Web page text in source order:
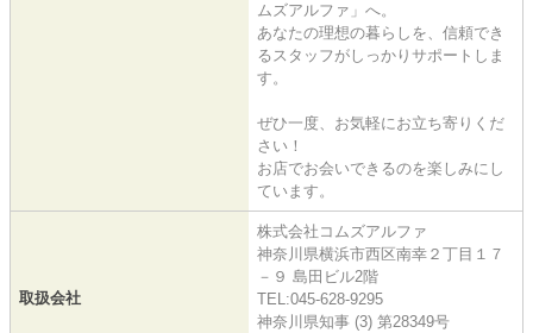
ムズアルファ」へ。
あなたの理想の暮らしを、信頼でき
るスタッフがしっかりサポートしま
す。
ぜひ一度、お気軽にお立ち寄りくだ
さい！
お店でお会いできるのを楽しみにし
ています。
取扱会社
株式会社コムズアルファ
神奈川県横浜市西区南幸２丁目１７
－９ 島田ビル2階
TEL:045-628-9295
神奈川県知事 (3) 第28349号